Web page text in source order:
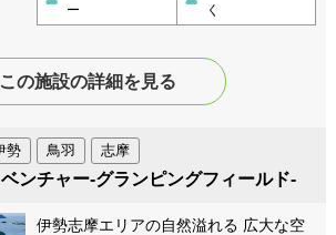
ー
く
この施設の詳細を見る
鳥羽 志摩
勢
ンチャー-グランピングフィールド-
伊勢志摩エリアの自然溢れる 広大な空